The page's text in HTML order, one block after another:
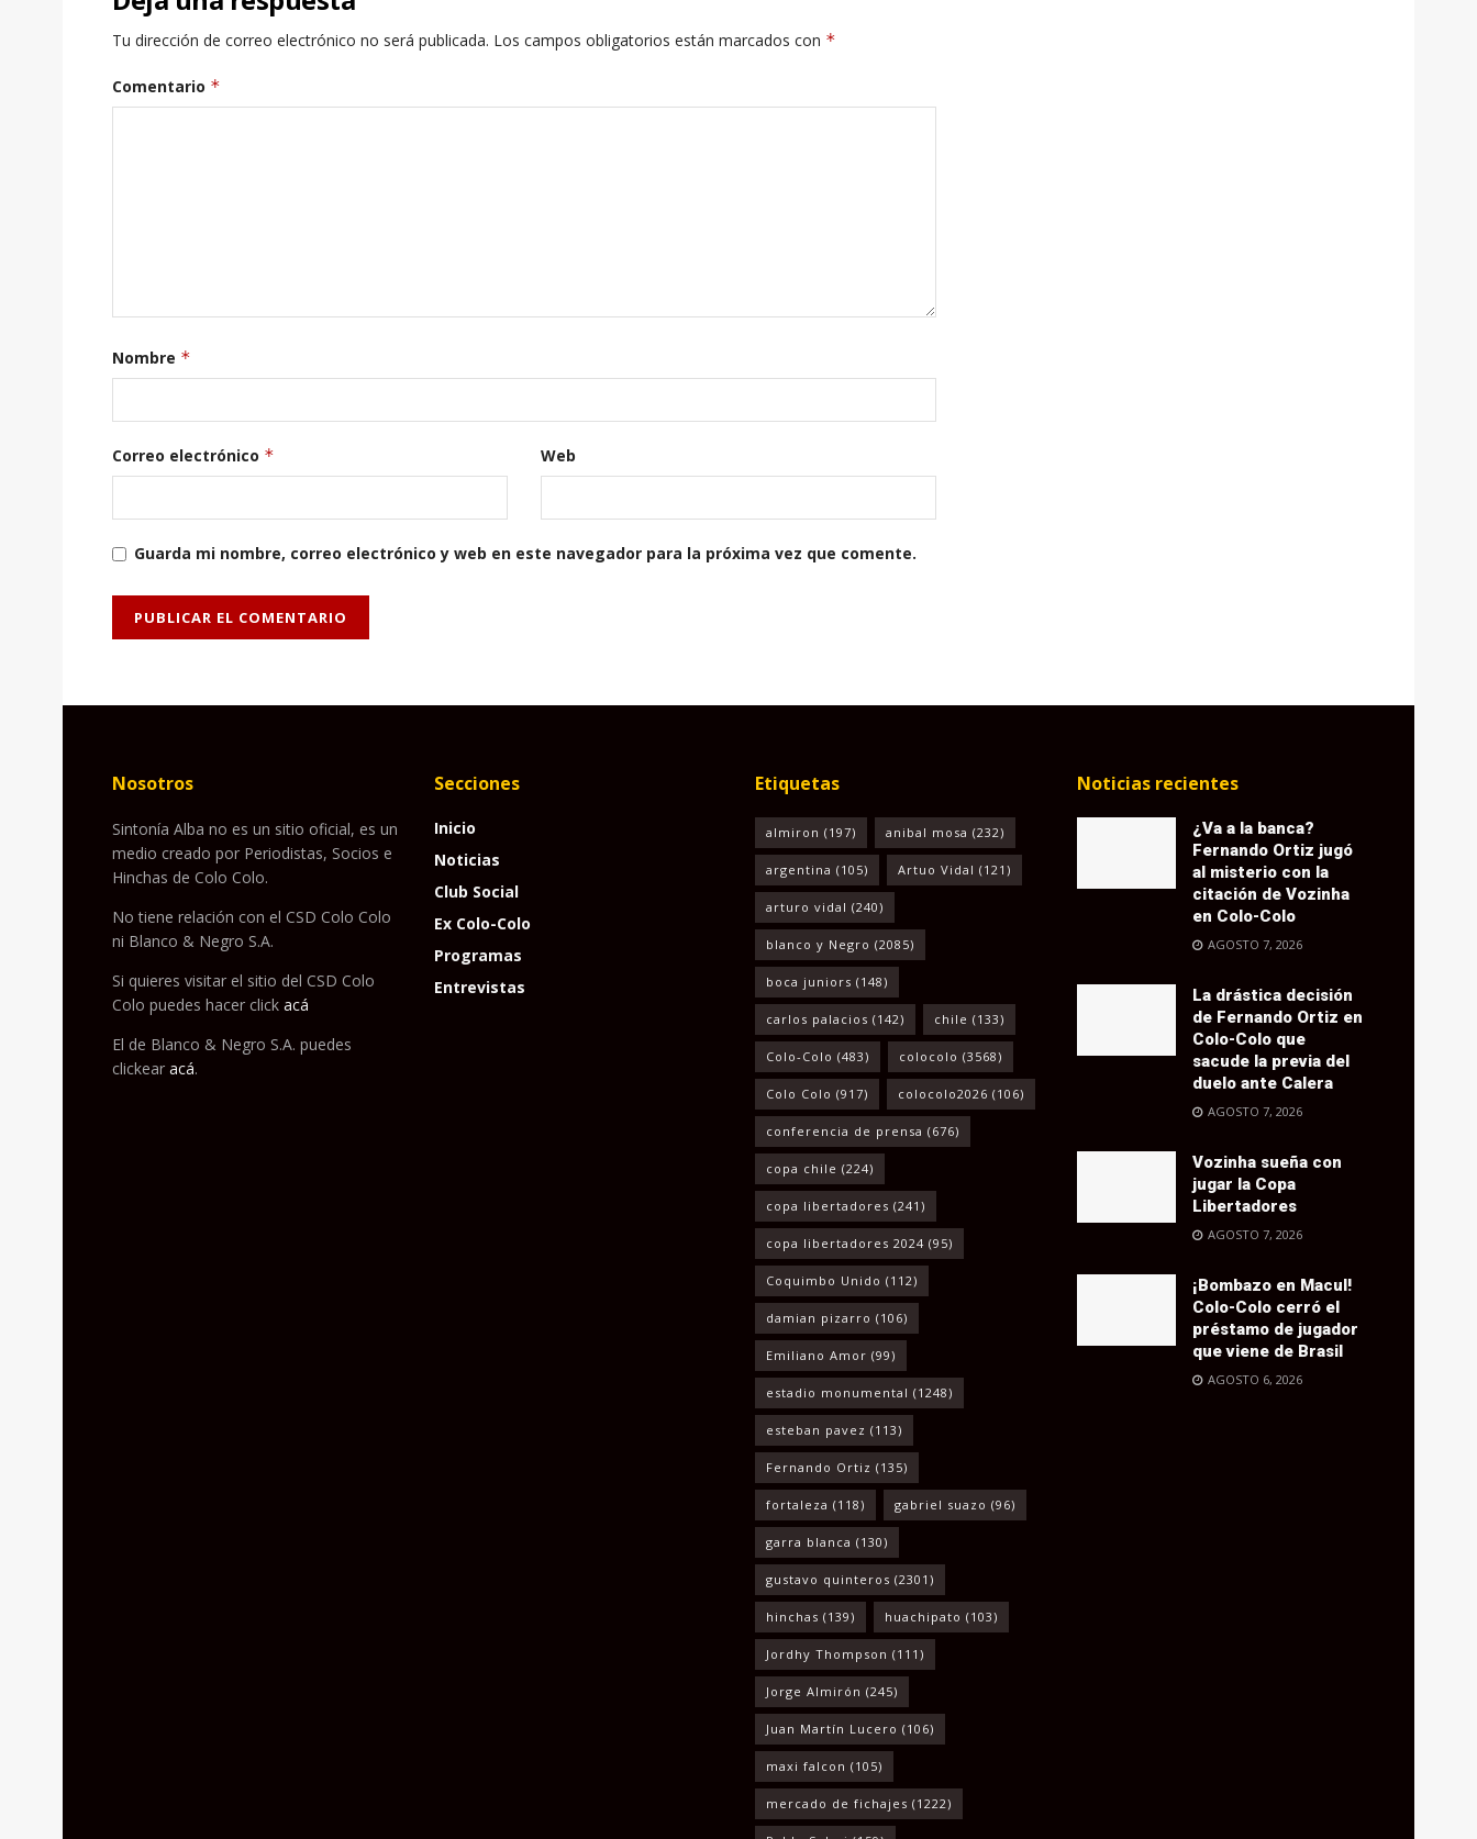
Tu dirección de correo electrónico no será publicada. Los campos obligatorios están marcados con *
Comentario *
Nombre *
Correo electrónico * Web
Guarda mi nombre, correo electrónico y web en este navegador para la próxima vez que comente.
Nosotros
Sintonía Alba no es un sitio oficial, es un
medio creado por Periodistas, Socios e
Hinchas de Colo Colo.
No tiene relación con el CSD Colo Colo
ni Blanco & Negro S.A.
Si quieres visitar el sitio del CSD Colo
Colo puedes hacer click acá
El de Blanco & Negro S.A. puedes
clickear acá.
Secciones
Inicio
Noticias
Club Social
Ex Colo-Colo
Programas
Entrevistas
Etiquetas
almiron (197) anibal mosa (232)
argentina (105) Artuo Vidal (121)
arturo vidal (240)
blanco y Negro (2085)
boca juniors (148)
carlos palacios (142) chile (133)
Colo-Colo (483) colocolo (3568)
Colo Colo (917) colocolo2026 (106)
conferencia de prensa (676)
copa chile (224)
copa libertadores (241)
copa libertadores 2024 (95)
Coquimbo Unido (112)
damian pizarro (106)
Emiliano Amor (99)
estadio monumental (1248)
esteban pavez (113)
Fernando Ortiz (135)
fortaleza (118) gabriel suazo (96)
garra blanca (130)
gustavo quinteros (2301)
hinchas (139) huachipato (103)
Jordhy Thompson (111)
Jorge Almirón (245)
Juan Martín Lucero (106)
maxi falcon (105)
mercado de fichajes (1222)
Noticias recientes
¿Va a la banca?
Fernando Ortiz jugó
al misterio con la
citación de Vozinha
en Colo-Colo
AGOSTO 7, 2026
La drástica decisión
de Fernando Ortiz en
Colo-Colo que
sacude la previa del
duelo ante Calera
AGOSTO 7, 2026
Vozinha sueña con
jugar la Copa
Libertadores
AGOSTO 7, 2026
¡Bombazo en Macul!
Colo-Colo cerró el
préstamo de jugador
que viene de Brasil
AGOSTO 6, 2026